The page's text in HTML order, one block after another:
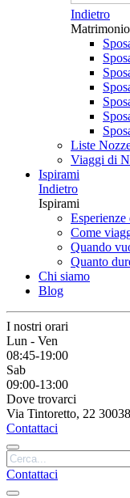
Indietro
Liste
Viaggi di
Ispirami
Indietro
Ispirami
Come
Quando
Quanto
Chi siamo
Blog
I nostri orari
Lun - Ven
08:45-19:00
Sab
09:00-13:00
Dove trovarci
Via Tintoretto, 22
Contattaci
Contattaci